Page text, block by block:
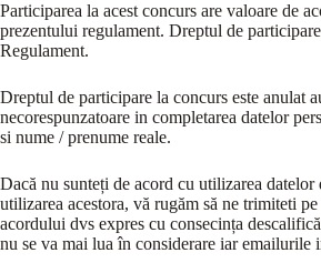
Participarea la acest concurs are valoare de
prezentului regulament. Dreptul de
Regulament.
Dreptul de participare la concurs este anulat
necorespunzatoare in completarea datelor
si nume / prenume reale.
Dacă nu sunteți de acord cu utilizarea
utilizarea acestora, vă rugăm să ne trimiteti
acordului dvs expres cu consecința
nu se va mai lua în considerare iar